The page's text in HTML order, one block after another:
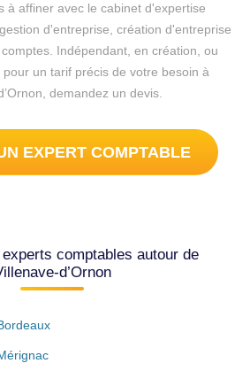
à affiner avec le cabinet d'expertise
d'entreprise, création d'entreprise
Indépendant, en création, ou
un tarif précis de votre besoin à
demandez un devis.
EXPERT COMPTABLE
comptables autour de
d’Ornon